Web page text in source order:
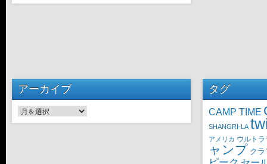
アーカイブ
アーカイブ
タグ
CAMP TIME
SHANGRI-LA
アメリカ ウルト
ャンプ ク